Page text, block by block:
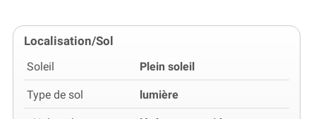
Localisation/Sol
Soleil Plein soleil
Type de sol lumière